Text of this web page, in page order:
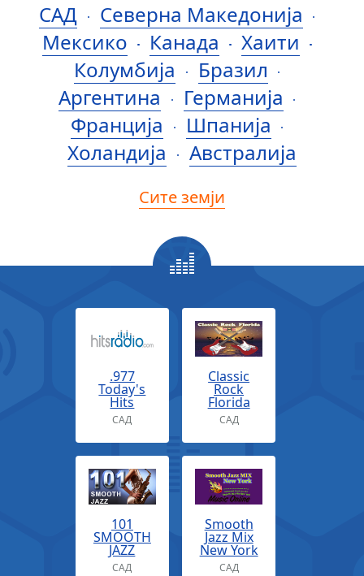
САД
Северна Македонија
Мексико
Канада
Хаити
Колумбија
Бразил
Аргентина
Германија
Франција
Шпанија
Холандија
Австралија
Сите земји
.977
Today's
Hits
САД
Classic
Rock
Florida
САД
101
SMOOTH
JAZZ
САД
Smooth
Jazz Mix
New York
САД